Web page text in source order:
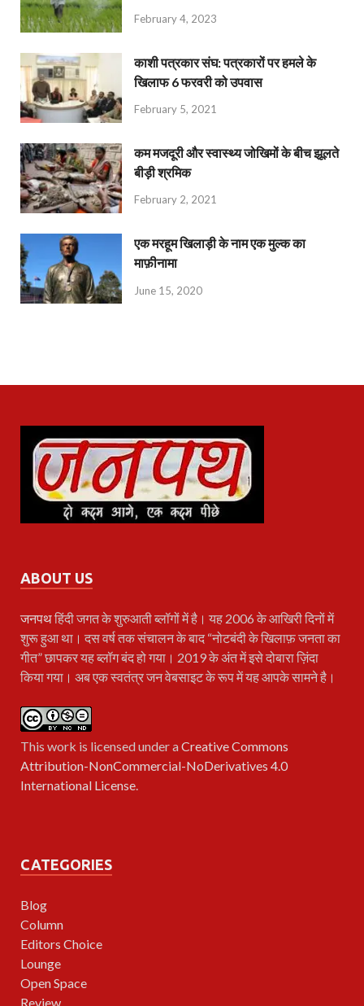
February 4, 2023
काशी पत्रकार संघ: पत्रकारों पर हमले के
खिलाफ 6 फरवरी को उपवास
February 5, 2021
कम मजदूरी और स्वास्थ्य जोखिमों के बीच झूलते
बीड़ी श्रमिक
February 2, 2021
एक मरहूम खिलाड़ी के नाम एक मुल्क का
माफ़ीनामा
June 15, 2020
ABOUT US
जनपथहिंदी जगत के शुरुआती ब्लॉगों में है। यह 2006 के आखिरी दिनों में
शुरू हुआ था। दस वर्ष तक संचालन के बाद “नोटबंदी के खिलाफ़ जनता का
गीत” छापकर यह ब्लॉग बंद हो गया। 2019 के अंत में इसे दोबारा ज़िंदा
किया गया। अब एक स्वतंत्र जन वेबसाइट के रूप में यह आपके सामने है।
This work is licensed under aCreative Commons
Attribution-NonCommercial-NoDerivatives 4.0
International License.
CATEGORIES
Blog
Column
Editors Choice
Lounge
Open Space
Review